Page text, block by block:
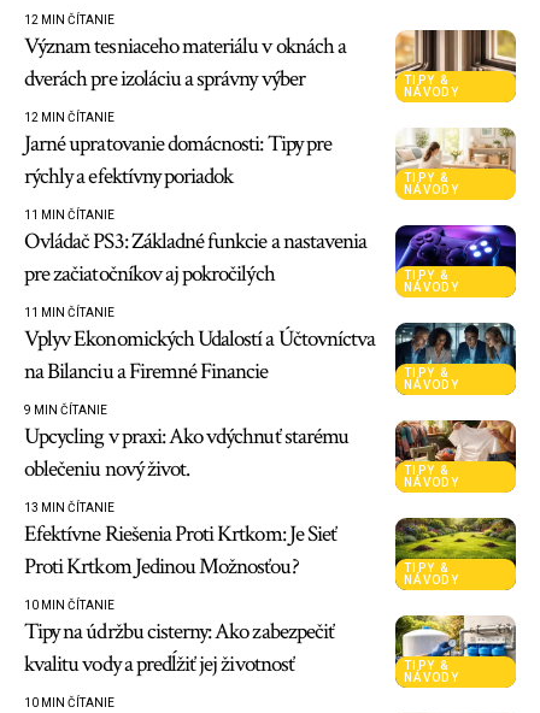
12 MIN ČÍTANIE
TIPY &
NÁVODY
Význam tesniaceho materiálu v oknách a
dverách pre izoláciu a správny výber
12 MIN ČÍTANIE
TIPY &
NÁVODY
Jarné upratovanie domácnosti: Tipy pre
rýchly a efektívny poriadok
11 MIN ČÍTANIE
TIPY &
NÁVODY
Ovládač PS3: Základné funkcie a nastavenia
pre začiatočníkov aj pokročilých
11 MIN ČÍTANIE
TIPY &
NÁVODY
Vplyv Ekonomických Udalostí a Účtovníctva
na Bilanciu a Firemné Financie
9 MIN ČÍTANIE
TIPY &
NÁVODY
Upcycling v praxi: Ako vdýchnuť starému
oblečeniu nový život.
13 MIN ČÍTANIE
TIPY &
NÁVODY
Efektívne Riešenia Proti Krtkom: Je Sieť
Proti Krtkom Jedinou Možnosťou?
10 MIN ČÍTANIE
TIPY &
NÁVODY
Tipy na údržbu cisterny: Ako zabezpečiť
kvalitu vody a predĺžiť jej životnosť
10 MIN ČÍTANIE